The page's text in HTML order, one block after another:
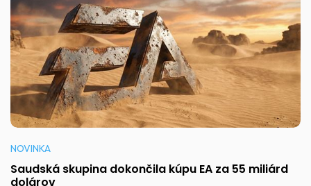
NOVINKA
Saudská skupina dokončila kúpu EA za 55 miliárd
dolárov